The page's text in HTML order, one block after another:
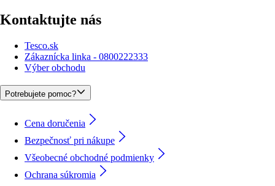
Kontaktujte nás
Tesco.sk
Zákaznícka linka - 0800222333
Výber obchodu
Potrebujete pomoc?
Cena doručenia
Bezpečnosť pri nákupe
Všeobecné obchodné podmienky
Ochrana súkromia